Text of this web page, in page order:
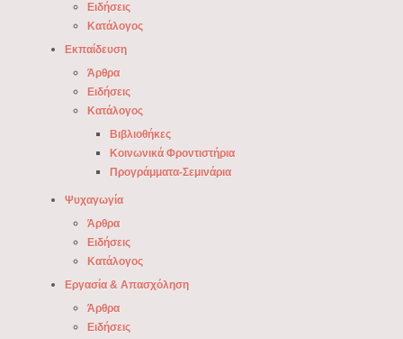
Ειδήσεις
Κατάλογος
Εκπαίδευση
Άρθρα
Ειδήσεις
Κατάλογος
Βιβλιοθήκες
Κοινωνικά Φροντιστήρια
Προγράμματα-Σεμινάρια
Ψυχαγωγία
Άρθρα
Ειδήσεις
Κατάλογος
Εργασία & Απασχόληση
Άρθρα
Ειδήσεις